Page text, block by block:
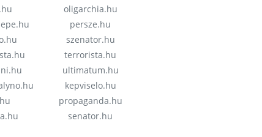
oligarchia.hu
persze.hu
szenator.hu
terrorista.hu
ultimatum.hu
kepviselo.hu
propaganda.hu
senator.hu